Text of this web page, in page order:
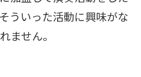
ういった活動に興味がな
ません。